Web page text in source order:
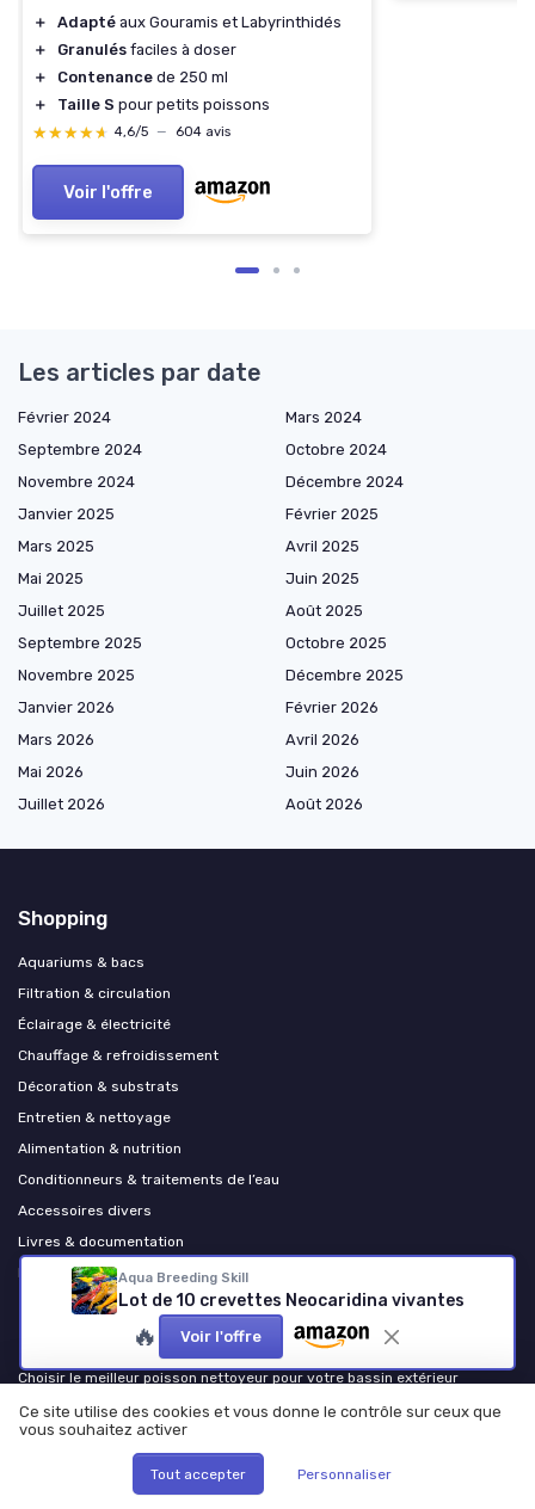
＋ Adapté aux Gouramis et Labyrinthidés
＋
Granulés faciles à doser
＋
Contenance de 250 ml
＋
Taille S pour petits poissons
★★★★★
★★★★★ 4,6/5 — 604 avis
Voir l'offre
Aqua Breeding Skill
Lot de 10 crevettes Neocaridina vivantes
🔥 Voir l'offre
Les articles par date
Février 2024
Mars 2024
Septembre 2024
Octobre 2024
Novembre 2024
Décembre 2024
Janvier 2025
Février 2025
Mars 2025
Avril 2025
Mai 2025
Juin 2025
Juillet 2025
Août 2025
Septembre 2025
Octobre 2025
Novembre 2025
Décembre 2025
Janvier 2026
Février 2026
Mars 2026
Avril 2026
Mai 2026
Juin 2026
Juillet 2026
Août 2026
Shopping
Aquariums & bacs
Filtration & circulation
Éclairage & électricité
Chauffage & refroidissement
Décoration & substrats
Entretien & nettoyage
Alimentation & nutrition
Conditionneurs & traitements de l’eau
Accessoires divers
Livres & documentation
Bassins de jardin et carpes koï
Choisir le meilleur poisson nettoyeur pour votre bassin extérieur
Comprendre l'importance du cl2 dans votre aquarium
Tout savoir sur le poisson tête de lion : un compagnon aquatique
Choisir le bon aquarium de 80 litres : astuces et conseils
Ce site utilise des cookies et vous donne le contrôle sur ceux que
vous souhaitez activer
Tout accepter Personnaliser